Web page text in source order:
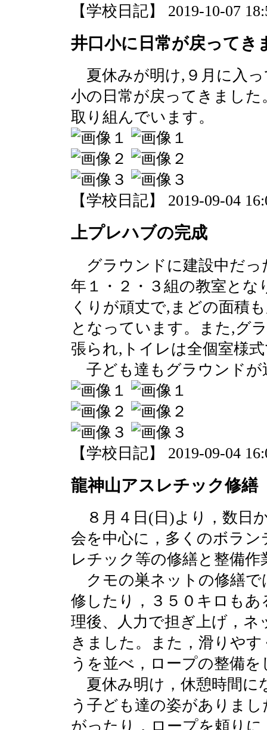
【学校日記】 2019-10-07
井口小に日常が戻ってき
夏休みが明け,９月に入
小の日常が戻ってきまし
取り組んでいます。
【学校日記】 2019-09-04
上プレハブの完成
グラウンドに建設中だっ
年１・２・３組の教室と
くりが頑丈で,まどの面積
となっています。また,グ
張られ,トイレは全個室様
子ども達もグラウンドが
【学校日記】 2019-09-04
龍神山アスレチック修
８月４日(日)より，数日
会を中心に，多くのボラ
レチック等の修繕と整備
クモの巣ネットの修繕で
修したり，３５０キロも
理後、人力で担ぎ上げ，
きました。また，滑りや
うを並べ，ロープの整備
夏休み明け，休憩時間に
う子ども達の姿がありま
がったり，ロープを頼り